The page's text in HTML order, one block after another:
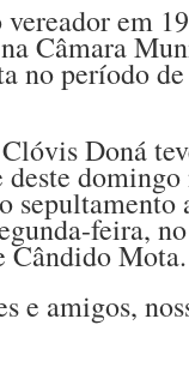
em
Câmara
no período
Doná
deste
sepultamento
feira,
Cândido Mota.
e amigos,